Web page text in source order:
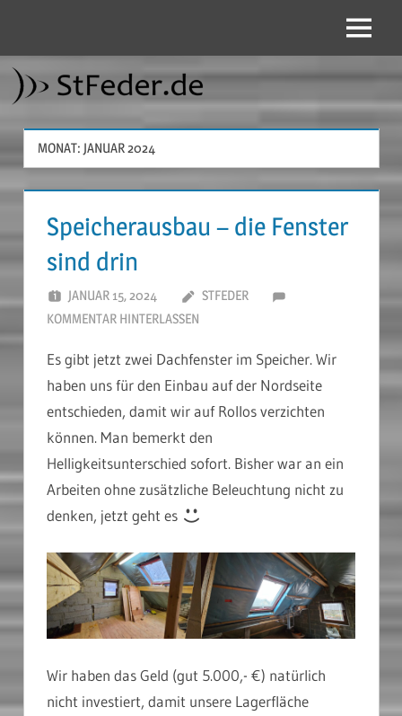
springen
Menü
MONAT: JANUAR 2024
Speicherausbau – die Fenster
sind drin
JANUAR 15, 2024
STFEDER
KOMMENTAR HINTERLASSEN
Es gibt jetzt zwei Dachfenster im Speicher. Wir
haben uns für den Einbau auf der Nordseite
entschieden, damit wir auf Rollos verzichten
können. Man bemerkt den
Helligkeitsunterschied sofort. Bisher war an ein
Arbeiten ohne zusätzliche Beleuchtung nicht zu
denken, jetzt geht es
Wir haben das Geld (gut 5.000,- €) natürlich
nicht investiert, damit unsere Lagerfläche